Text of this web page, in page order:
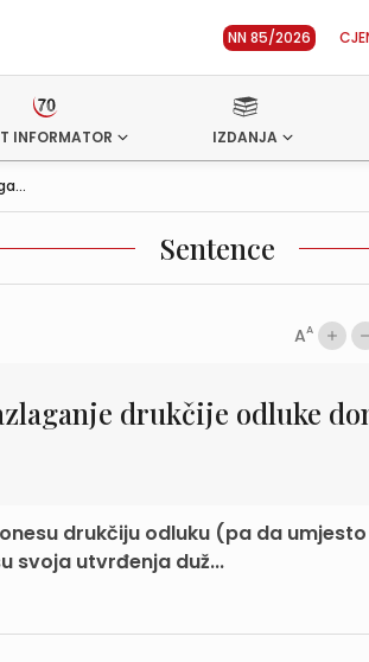
NN 85/2026
INFORMATOR IZDANJA
Sentence
AA
drukčije odluke
drukčiju odluku (pa da
svoja utvrđenja duž...